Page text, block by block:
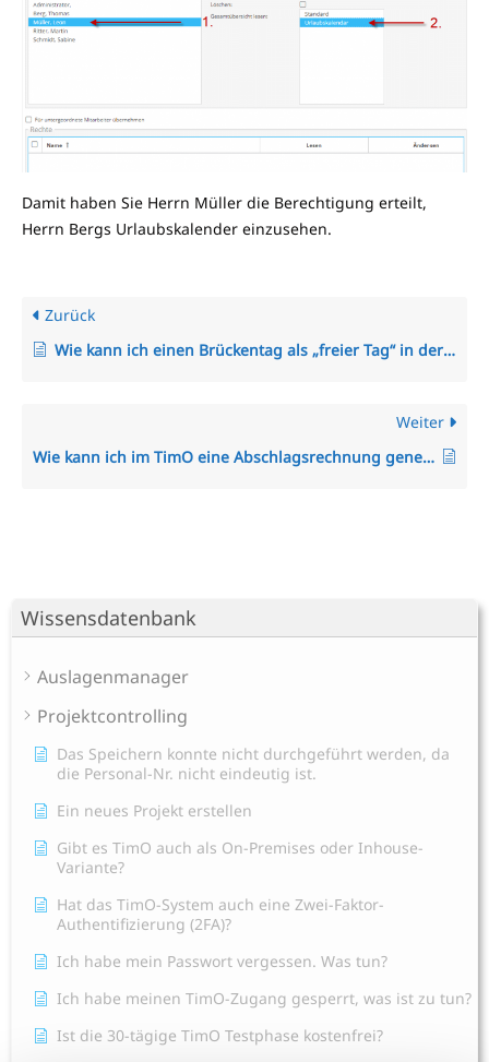
Wissensdatenbank
Auslagenmanager
Projektcontrolling
Das Speichern konnte nicht durchgeführt werden, da
die Personal-Nr. nicht eindeutig ist.
Ein neues Projekt erstellen
Gibt es TimO auch als On-Premises oder Inhouse-
Variante?
Hat das TimO-System auch eine Zwei-Faktor-
Authentifizierung (2FA)?
Ich habe mein Passwort vergessen. Was tun?
Ich habe meinen TimO-Zugang gesperrt, was ist zu tun?
Ist die 30-tägige TimO Testphase kostenfrei?
Damit haben Sie Herrn Müller die Berechtigung erteilt,
Herrn Bergs Urlaubskalender einzusehen.
Zurück
Wie kann ich einen Brückentag als „freier Tag“ in der Arbeitszeitregelung einstellen?
Weiter
Wie kann ich im TimO eine Abschlagsrechnung generieren?